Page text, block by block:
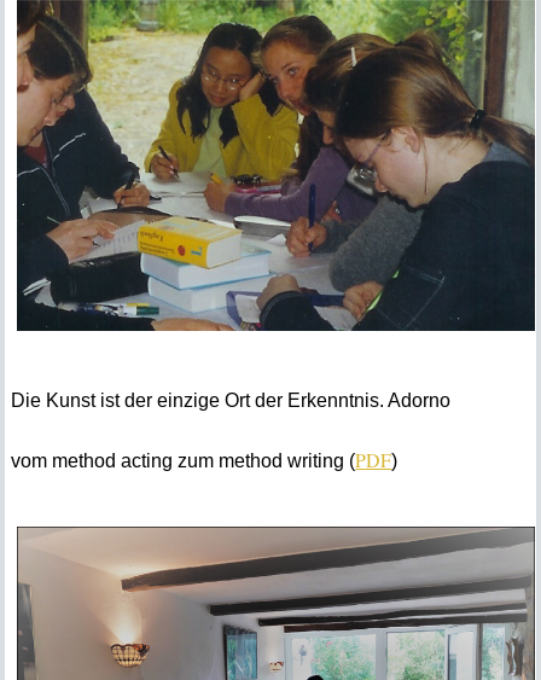
Die Kunst ist der einzige Ort der Erkenntnis. Adorno
vom method acting zum method writing (PDF)